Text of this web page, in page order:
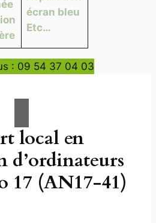
écran bleu
Etc…
: 09 54 37 04 03
local en
d’ordinateurs
17 (AN17-41)